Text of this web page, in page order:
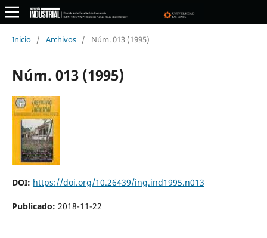
Inicio / Archivos / Núm. 013 (1995)
Núm. 013 (1995)
DOI: https://doi.org/10.26439/ing.ind1995.n013
Publicado: 2018-11-22